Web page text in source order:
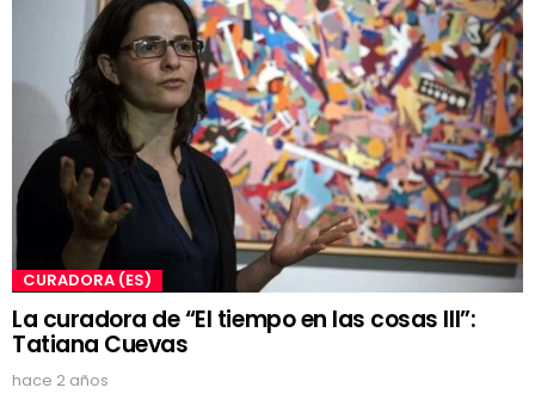
CURADORA (ES)
La curadora de “El tiempo en las cosas III”:
Tatiana Cuevas
hace 2 años